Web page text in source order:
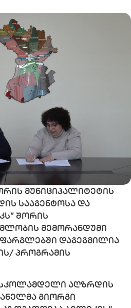
მუნიციპალიტეტის
სააგენტოსა და
შორის
მემორანდუმი
დაგეგმილია
პროგრამის
აღზრდის
გიორგი